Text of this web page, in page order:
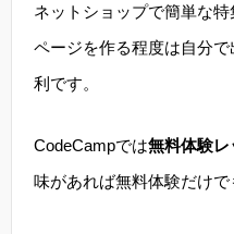
ネットショップで簡単な
ページを作る程度は自分
利です。
CodeCampでは無料体験レ
味があれば無料体験だけで